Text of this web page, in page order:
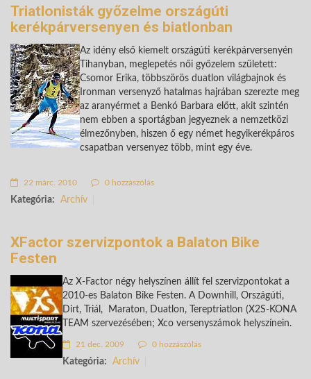
Triatlonisták győzelme országúti
kerékpárversenyen és biatlonban
Az idény első kiemelt országúti kerékpárversenyén
Tihanyban, meglepetés női győzelem született:
Csomor Erika, többszörös duatlon világbajnok és
Ironman versenyző hatalmas hajrában szerezte meg
az aranyérmet a Benkó Barbara előtt, akit szintén
nem ebben a sportágban jegyeznek a nemzetközi
élmezőnyben, hiszen ő egy német hegyikerékpáros
csapatban versenyez több, mint egy éve.
22 márc. 2010 0 hozzászólás
Kategória: Archív
XFactor szervizpontok a Balaton Bike
Festen
Az X-Factor négy helyszínen állít fel szervizpontokat a
2010-es Balaton Bike Festen. A Downhill, Országúti,
Dirt, Triál, Maraton, Duatlon, Tereptriatlon (X2S-KONA
TEAM szervezésében; Xco versenyszámok helyszínein.
21 dec. 2009 0 hozzászólás
Kategória: Archív